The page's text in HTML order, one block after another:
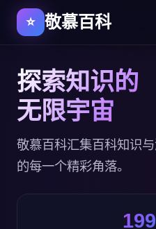
敬慕百科
探索知识的
无限宇宙
敬慕百科汇集百科知识
的每一个精彩角落。